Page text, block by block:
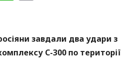
завдали два удари з
С-300 по території